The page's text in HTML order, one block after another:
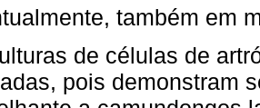
também em
de células de
pois demonstram